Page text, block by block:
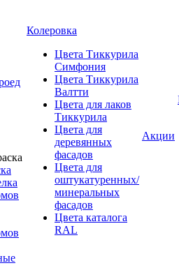
Колеровка
Цвета Тиккурила
Симфония
Цвета Тиккурила
Валтти
Цвета для лаков
Тиккурила
Цвета для
деревянных
фасадов
Цвета для
оштукатуренных/
минеральных
фасадов
Цвета каталога
RAL
Акции